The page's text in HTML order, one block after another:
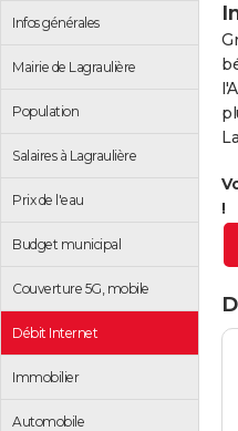
Infos générales
Mairie de Lagraulière
Population
Salaires à Lagraulière
Prix de l'eau
Budget municipal
Couverture 5G, mobile
Débit Internet
Immobilier
Automobile
!